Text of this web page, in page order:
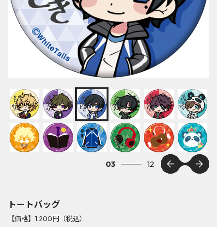
03 12
トートバッグ
【価格】1,200円（税込）